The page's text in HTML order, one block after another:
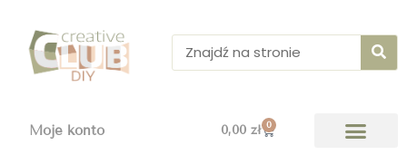
treści
Moje konto 0,00 zł 0
Wózek